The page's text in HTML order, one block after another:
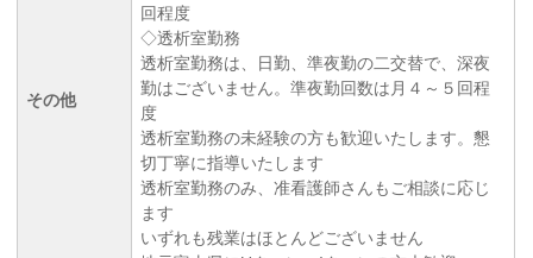
その他
回程度
◇透析室勤務
透析室勤務は、日勤、準夜勤の二交替で、深夜
勤はございません。準夜勤回数は月４～５回程
度
透析室勤務の未経験の方も歓迎いたします。懇
切丁寧に指導いたします
透析室勤務のみ、准看護師さんもご相談に応じ
ます
いずれも残業はほとんどございません